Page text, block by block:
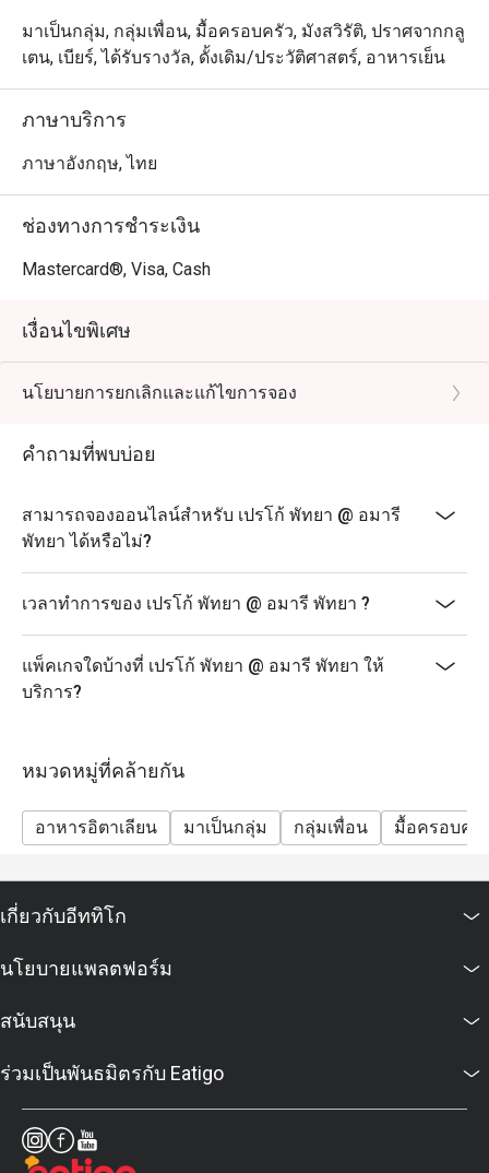
มาเป็นกลุ่ม, กลุ่มเพื่อน, มื้อครอบครัว, มังสวิรัติ, ปราศจากกลู
เตน, เบียร์, ได้รับรางวัล, ดั้งเดิม/ประวัติศาสตร์, อาหารเย็น
ภาษาบริการ
ภาษาอังกฤษ, ไทย
ช่องทางการชำระเงิน
Mastercard®, Visa, Cash
เงื่อนไขพิเศษ
นโยบายการยกเลิกและแก้ไขการจอง
คำถามที่พบบ่อย
สามารถจองออนไลน์สำหรับ เปรโก้ พัทยา @ อมารี
พัทยา ได้หรือไม่?
เวลาทำการของ เปรโก้ พัทยา @ อมารี พัทยา ?
แพ็คเกจใดบ้างที่ เปรโก้ พัทยา @ อมารี พัทยา ให้
บริการ?
หมวดหมู่ที่คล้ายกัน
อาหารอิตาเลียน มาเป็นกลุ่ม กลุ่มเพื่อน มื้อครอบครั
เกี่ยวกับอีททิโก
นโยบายแพลตฟอร์ม
สนับสนุน
ร่วมเป็นพันธมิตรกับ Eatigo